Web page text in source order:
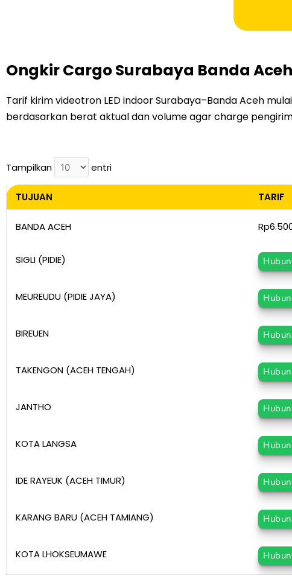
Ongkir Cargo Surabaya Banda
Tarif kirim videotron LED indoor Surabaya–Banda Aceh
berdasarkan berat aktual dan volume agar charge
Tampilkan entri
TUJUAN TARIF
BANDA ACEH
SIGLI (PIDIE)
MEUREUDU (PIDIE JAYA)
BIREUEN
TAKENGON (ACEH TENGAH)
JANTHO
KOTA LANGSA
IDE RAYEUK (ACEH TIMUR)
KARANG BARU (ACEH TAMIANG)
KOTA LHOKSEUMAWE